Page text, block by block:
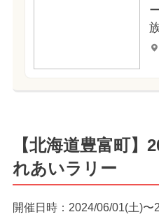
【北海道豊富町】
れあいラリー
開催日時：2024/06/01(土)〜